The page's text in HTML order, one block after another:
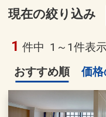
現在の絞り込み
1 件中 1～1件表
おすすめ順
価